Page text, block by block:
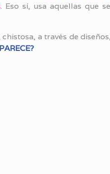
. Eso sí, usa aquellas que
a través de